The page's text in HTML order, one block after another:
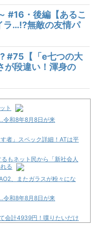
#16・後編【あるこ
ラ…!?無敵の友情パ
#75【「e七つの大
が段違い！渾身の
ト
令和8年8月8日が来
者」スペック詳細！ATは平
もネット民から「新社会人
る
、またガラスが粉々にな
令和8年8月8日が来
会計4939円！喋りたいだけ